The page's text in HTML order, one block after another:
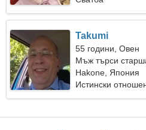
Takumi
55 години, Овен
Мъж търси
Hakone, Япония
Истински